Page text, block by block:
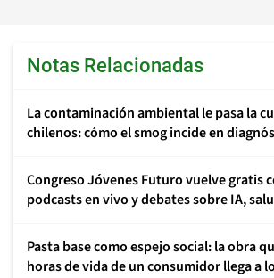
Notas Relacionadas
La contaminación ambiental le pasa la
chilenos: cómo el smog incide en
Congreso Jóvenes Futuro vuelve gratis
podcasts en vivo y debates sobre IA,
Pasta base como espejo social: la obra
horas de vida de un consumidor llega a